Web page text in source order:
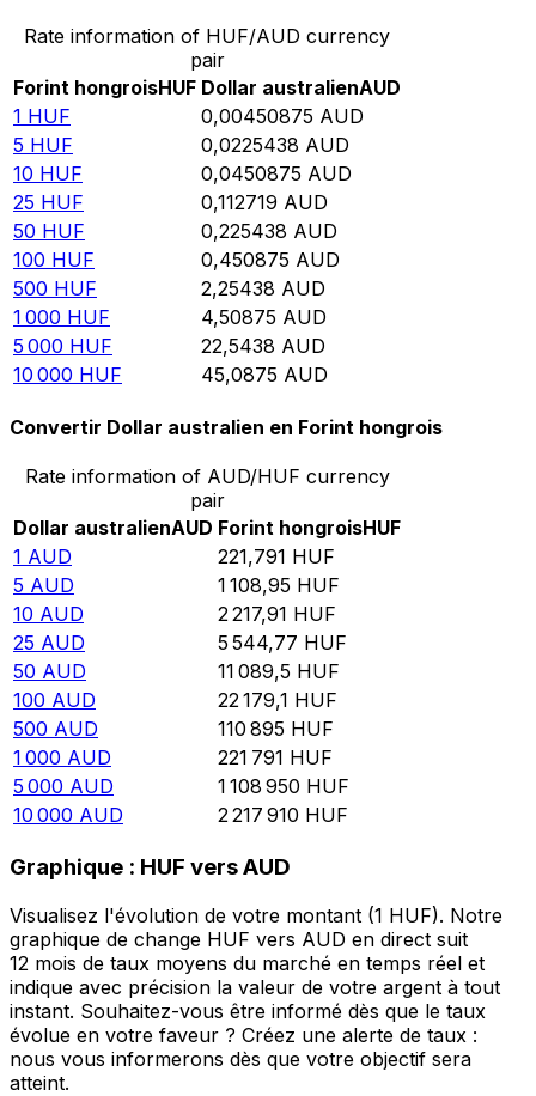
Rate information of HUF/AUD currency
pair
Forint hongroisHUF Dollar australienAUD
1 HUF 0,00450875 AUD
5 HUF 0,0225438 AUD
10 HUF 0,0450875 AUD
25 HUF 0,112719 AUD
50 HUF 0,225438 AUD
100 HUF 0,450875 AUD
500 HUF 2,25438 AUD
1 000 HUF 4,50875 AUD
5 000 HUF 22,5438 AUD
10 000 HUF 45,0875 AUD
Convertir Dollar australien en Forint hongrois
Rate information of AUD/HUF currency
pair
Dollar australienAUD Forint hongroisHUF
1 AUD 221,791 HUF
5 AUD 1 108,95 HUF
10 AUD 2 217,91 HUF
25 AUD 5 544,77 HUF
50 AUD 11 089,5 HUF
100 AUD 22 179,1 HUF
500 AUD 110 895 HUF
1 000 AUD 221 791 HUF
5 000 AUD 1 108 950 HUF
10 000 AUD 2 217 910 HUF
Graphique : HUF vers AUD
Visualisez l'évolution de votre montant (1 HUF). Notre
graphique de change HUF vers AUD en direct suit
12 mois de taux moyens du marché en temps réel et
indique avec précision la valeur de votre argent à tout
instant. Souhaitez-vous être informé dès que le taux
évolue en votre faveur ? Créez une alerte de taux :
nous vous informerons dès que votre objectif sera
atteint.